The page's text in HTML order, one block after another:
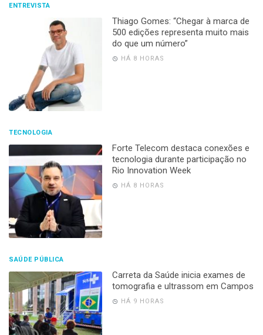
ENTREVISTA
Thiago Gomes: “Chegar à marca de
500 edições representa muito mais
do que um número”
HÁ 8 HORAS
TECNOLOGIA
Forte Telecom destaca conexões e
tecnologia durante participação no
Rio Innovation Week
HÁ 8 HORAS
SAÚDE PÚBLICA
Carreta da Saúde inicia exames de
tomografia e ultrassom em Campos
HÁ 9 HORAS